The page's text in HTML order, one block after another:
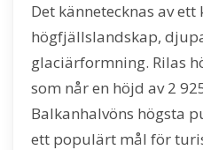
Det kännetecknas av ett
högfjällslandskap,
glaciärformning. Rilas
som når en höjd av 2
Balkanhalvöns högsta
ett populärt mål för